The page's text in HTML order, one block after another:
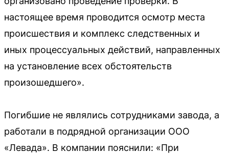
настоящее время проводится осмотр места
происшествия и комплекс следственных и
иных процессуальных действий, направленных
на установление всех обстоятельств
произошедшего».
Погибшие не являлись сотрудниками завода, а
работали в подрядной организации ООО
«Левада». В компании пояснили: «При